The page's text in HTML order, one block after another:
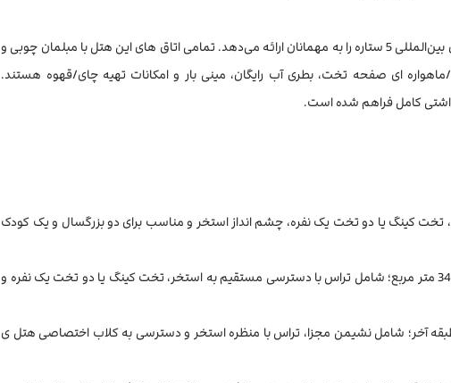
هتل گرند مرکیور با مجموع 314 اتاق، خدماتی مطابق استانداردهای بین‌المللی 5 ستاره را به مهمانان ارائه می‌دهد. تمامی اتاق های این هتل با مبلمان چوبی و
ماهواره ای صفحه تخت، بطری آب رایگان، مینی بار و امکانات تهیه چای/قهوه هستند.
کامل فراهم شده است.
32 متر مربع شامل مینی بار، تخت کینگ یا دو تخت یک نفره، چشم انداز استخر و مناسب برای دو بزرگسال و یک کودک
• سوئیت دسترسی به استخر: اتاق دسترسی به استخر به اندازه 34 متر مربع؛ شامل تراس با دسترسی مستقیم به استخر، تخت کینگ یا دو تخت یک نفره و
ها به اندازه 66 متر مربع واقع در طبقه آخر؛ شامل نشیمن مجزا، تراس با منظره استخر و دسترسی به کلاب اختصاصی هتل ی